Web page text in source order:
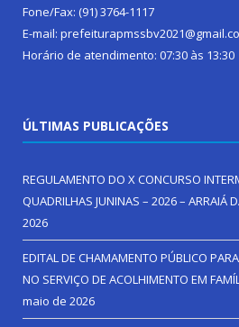
Fone/Fax: (91) 3764-1117
E-mail:
Horário de atendimento: 07:30 às 13:30
ÚLTIMAS PUBLICAÇÕES
REGULAMENTO DO X CONCURSO
QUADRILHAS JUNINAS – 2026 – ARRAIÁ
2026
EDITAL DE CHAMAMENTO PÚBLICO
NO SERVIÇO DE ACOLHIMENTO EM
maio de 2026